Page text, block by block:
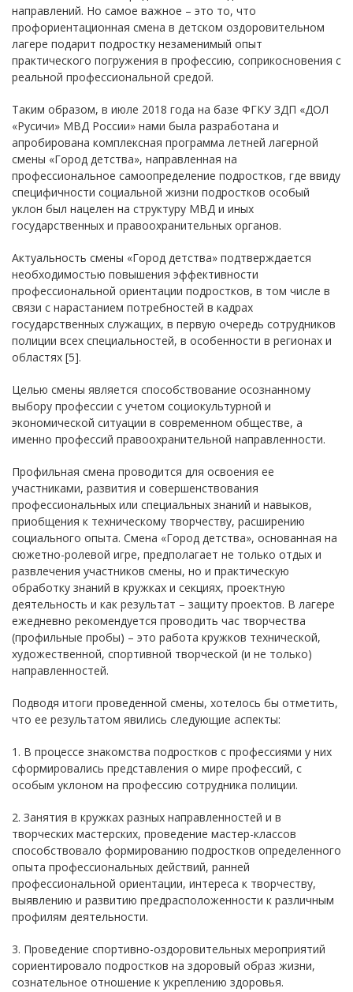
направлений. Но самое важное – это то, что
профориентационная смена в детском оздоровительном
лагере подарит подростку незаменимый опыт
практического погружения в профессию, соприкосновения с
реальной профессиональной средой.
Таким образом, в июле 2018 года на базе ФГКУ ЗДП «ДОЛ
«Русичи» МВД России» нами была разработана и
апробирована комплексная программа летней лагерной
смены «Город детства», направленная на
профессиональное самоопределение подростков, где ввиду
специфичности социальной жизни подростков особый
уклон был нацелен на структуру МВД и иных
государственных и правоохранительных органов.
Актуальность смены «Город детства» подтверждается
необходимостью повышения эффективности
профессиональной ориентации подростков, в том числе в
связи с нарастанием потребностей в кадрах
государственных служащих, в первую очередь сотрудников
полиции всех специальностей, в особенности в регионах и
областях [5].
Целью смены является способствование осознанному
выбору профессии с учетом социокультурной и
экономической ситуации в современном обществе, а
именно профессий правоохранительной направленности.
Профильная смена проводится для освоения ее
участниками, развития и совершенствования
профессиональных или специальных знаний и навыков,
приобщения к техническому творчеству, расширению
социального опыта. Смена «Город детства», основанная на
сюжетно-ролевой игре, предполагает не только отдых и
развлечения участников смены, но и практическую
обработку знаний в кружках и секциях, проектную
деятельность и как результат – защиту проектов. В лагере
ежедневно рекомендуется проводить час творчества
(профильные пробы) – это работа кружков технической,
художественной, спортивной творческой (и не только)
направленностей.
Подводя итоги проведенной смены, хотелось бы отметить,
что ее результатом явились следующие аспекты:
1. В процессе знакомства подростков с профессиями у них
сформировались представления о мире профессий, с
особым уклоном на профессию сотрудника полиции.
2. Занятия в кружках разных направленностей и в
творческих мастерских, проведение мастер-классов
способствовало формированию подростков определенного
опыта профессиональных действий, ранней
профессиональной ориентации, интереса к творчеству,
выявлению и развитию предрасположенности к различным
профилям деятельности.
3. Проведение спортивно-оздоровительных мероприятий
сориентировало подростков на здоровый образ жизни,
сознательное отношение к укреплению здоровья.